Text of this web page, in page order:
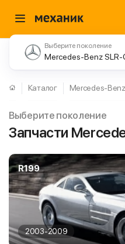
Выберите поколение
Mercedes-Benz SLR-
Каталог Mercedes-Benz
Выберите поколение
Запчасти
R199
2003-2009